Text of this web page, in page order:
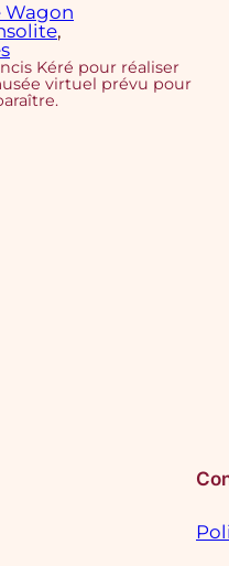
Wagon
Kéré pour réaliser
virtuel prévu pour